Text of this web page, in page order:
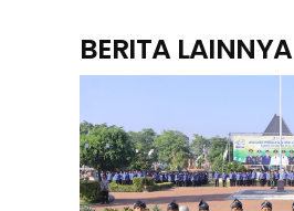
BERITA LAINNYA